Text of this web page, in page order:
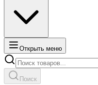
Открыть меню
Поиск